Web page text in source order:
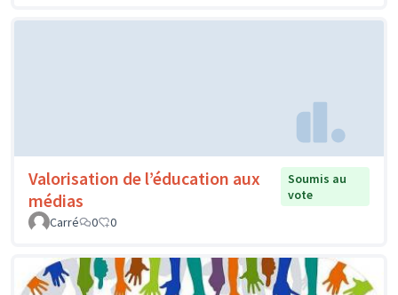
Valorisation de l’éducation aux
médias
Soumis au
vote
Carré
0 0